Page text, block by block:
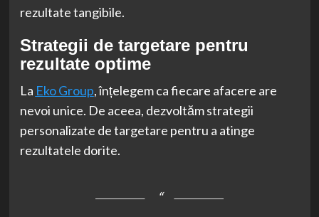
rezultate tangibile.
Strategii de targetare pentru
rezultate optime
La Eko Group, înțelegem ca fiecare afacere are
nevoi unice. De aceea, dezvoltăm strategii
personalizate de targetare pentru a atinge
rezultatele dorite.